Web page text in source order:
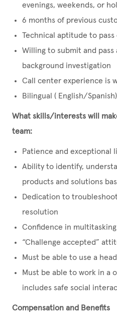
evenings, weekends, or
6 months of previous
Technical aptitude to pass
Willing to submit and
background investigation
Call center experience is
Bilingual ( English/Spanish)
What skills/interests will
team:
Patience and exceptional
Ability to identify,
products and solutions
Dedication to
resolution
Confidence in multitasking
“Challenge accepted”
Must be able to use a
Must be able to work in a
includes safe social
Compensation and Benefits